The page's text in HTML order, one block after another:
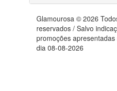
Glamourosa © 2026
reservados / Salvo
promoções
dia 08-08-2026